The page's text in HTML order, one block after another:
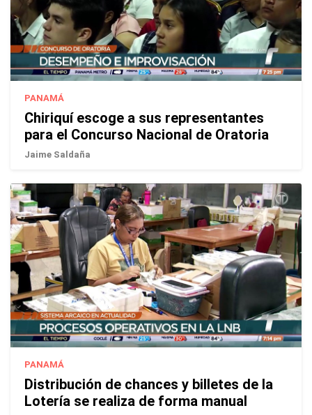
PANAMÁ
Chiriquí escoge a sus representantes
para el Concurso Nacional de Oratoria
Jaime Saldaña
PANAMÁ
Distribución de chances y billetes de la
Lotería se realiza de forma manual